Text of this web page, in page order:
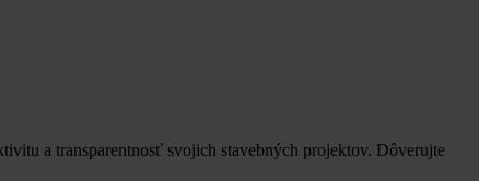
a transparentnosť svojich stavebných projektov. Dôverujte